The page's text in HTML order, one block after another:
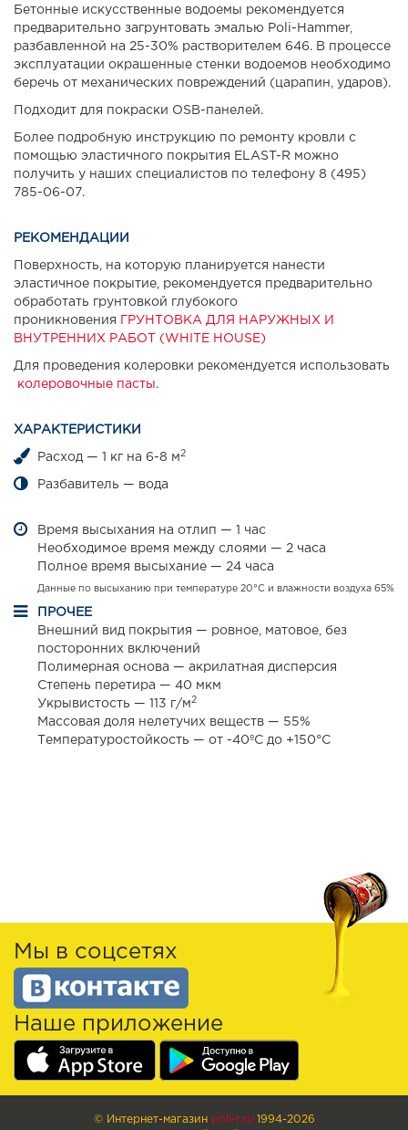
Бетонные искусственные водоемы рекомендуется
предварительно загрунтовать эмалью Poli-Hammer,
разбавленной на 25-30% растворителем 646. В процессе
эксплуатации окрашенные стенки водоемов необходимо
беречь от механических повреждений (царапин, ударов).
Подходит для покраски OSB-панелей.
Более подробную инструкцию по ремонту кровли с
помощью эластичного покрытия ELAST-R можно
получить у наших специалистов по телефону 8 (495)
785-06-07.
РЕКОМЕНДАЦИИ
Поверхность, на которую планируется нанести
эластичное покрытие, рекомендуется предварительно
обработать грунтовкой глубокого
проникновения
ГРУНТОВКА ДЛЯ НАРУЖНЫХ И
ВНУТРЕННИХ РАБОТ (WHITE HOUSE)
Для проведения колеровки рекомендуется использовать
колеровочные пасты .
ХАРАКТЕРИСТИКИ
Расход — 1 кг на 6-8 м 2
Разбавитель — вода
Время высыхания на отлип — 1 час
Необходимое время между слоями — 2 часа
Полное время высыхание — 24 часа
Данные по высыханию при температуре 20°С и влажности воздуха 65%
ПРОЧЕЕ
Внешний вид покрытия — ровное, матовое, без
посторонних включений
Полимерная основа — акрилатная дисперсия
Степень перетира — 40 мкм
Укрывистость — 113 г/м 2
Массовая доля нелетучих веществ — 55%
Температуростойкость — от -40ºС до +150°С
Мы в соцсетях
Наше приложение
© Интернет-магазин poli-r.ru1994-2026